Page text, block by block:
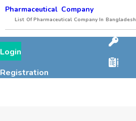
Pharmaceutical Company
List Of Pharmaceutical Company In Bangladesh
Login
Registration